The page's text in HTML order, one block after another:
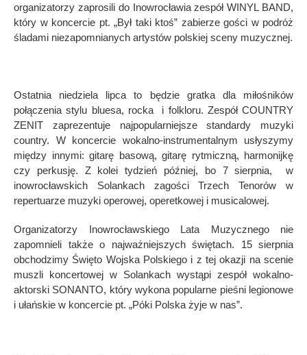
organizatorzy zaprosili do Inowrocławia zespół WINYL BAND,
który w koncercie pt. „Był taki ktoś” zabierze gości w podróż
śladami niezapomnianych artystów polskiej sceny muzycznej.
Ostatnia niedziela lipca to będzie gratka dla miłośników
połączenia stylu bluesa, rocka i folkloru. Zespół COUNTRY
ZENIT zaprezentuje najpopularniejsze standardy muzyki
country. W koncercie wokalno-instrumentalnym usłyszymy
między innymi: gitarę basową, gitarę rytmiczną, harmonijkę
czy perkusję. Z kolei tydzień później, bo 7 sierpnia, w
inowrocławskich Solankach zagości Trzech Tenorów w
repertuarze muzyki operowej, operetkowej i musicalowej.
Organizatorzy Inowrocławskiego Lata Muzycznego nie
zapomnieli także o najważniejszych świętach. 15 sierpnia
obchodzimy Święto Wojska Polskiego i z tej okazji na scenie
muszli koncertowej w Solankach wystąpi zespół wokalno-
aktorski SONANTO, który wykona popularne pieśni legionowe
i ułańskie w koncercie pt. „Póki Polska żyje w nas”.